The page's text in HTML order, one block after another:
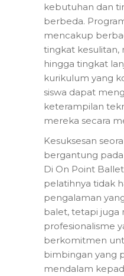
kebutuhan dan
berbeda.
mencakup
tingkat kesulitan,
hingga tingkat
kurikulum yang
siswa dapat
keterampilan
mereka secara
Kesuksesan
bergantung
Di On Point
pelatihnya tidak
pengalaman
balet, tetapi juga
profesionalisme
berkomitmen
bimbingan yang
mendalam